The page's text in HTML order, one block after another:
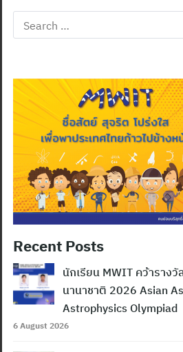
Search
for:
Recent Posts
นักเรียน MWIT คว้ารางวั
นานาชาติ 2026 Asian
Astrophysics Olympiad
6 August 2026